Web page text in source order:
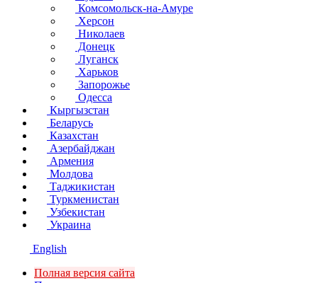
Комсомольск-на-Амуре
Херсон
Николаев
Донецк
Луганск
Харьков
Запорожье
Одесса
Кыргызстан
Беларусь
Казахстан
Азербайджан
Армения
Молдова
Таджикистан
Туркменистан
Узбекистан
Украина
English
Полная версия сайта